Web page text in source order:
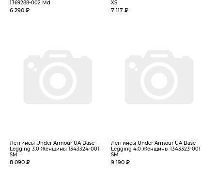
1369288-002 Md
6 290 ₽
XS
7 117 ₽
Леггинсы Under Armour UA Base
Legging 3.0 Женщины 1343324-001
SM
8 090 ₽
Леггинсы Under Armour UA Base
Legging 4.0 Женщины 1343323-001
SM
9 190 ₽